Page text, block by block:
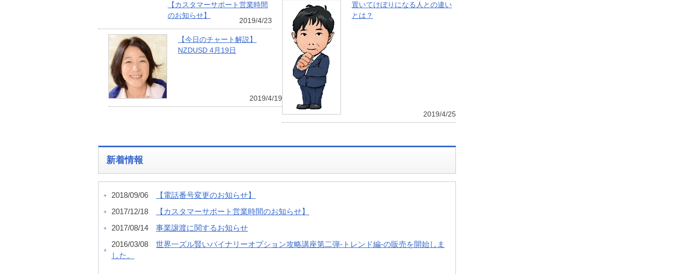
置いてけぼりになる人との違い
とは？
2019/4/25
【カスタマーサポート営業時間
のお知らせ】
2019/4/23
【今日のチャート解説】
NZDUSD 4月19日
2019/4/19
新着情報
2018/09/06
【電話番号変更のお知らせ】
2017/12/18
【カスタマーサポート営業時間のお知らせ】
2017/08/14
事業譲渡に関するお知らせ
2016/03/08
世界一ズル賢いバイナリーオプション攻略講座第二弾-トレンド編-の販売を開始しま
した。